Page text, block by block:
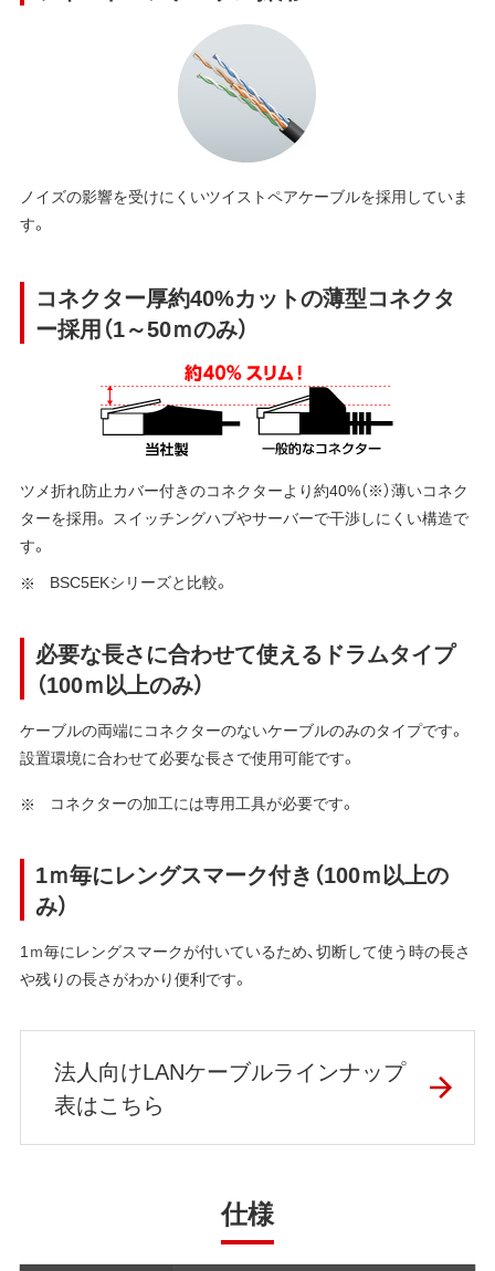
ノイズの影響を受けにくいツイストペアケーブルを採用していま
す。
コネクター厚約40%カットの薄型コネクタ
ー採用（1～50ｍのみ）
ツメ折れ防止カバー付きのコネクターより約40%（※）薄いコネク
ターを採用。 スイッチングハブやサーバーで干渉しにくい構造で
す。
BSC5EKシリーズと比較。
必要な長さに合わせて使えるドラムタイプ
（100ｍ以上のみ）
ケーブルの両端にコネクターのないケーブルのみのタイプです。
設置環境に合わせて必要な長さで使用可能です。
コネクターの加工には専用工具が必要です。
1ｍ毎にレングスマーク付き（100ｍ以上の
み）
1ｍ毎にレングスマークが付いているため、切断して使う時の長さ
や残りの長さがわかり便利です。
法人向けLANケーブルラインナップ
表はこちら
仕様